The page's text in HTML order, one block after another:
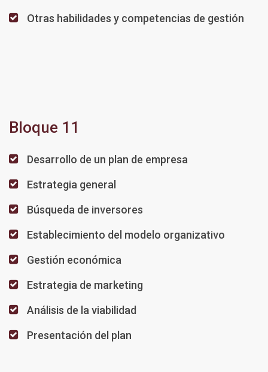
Otras habilidades y competencias de gestión
Bloque 11
Desarrollo de un plan de empresa
Estrategia general
Búsqueda de inversores
Establecimiento del modelo organizativo
Gestión económica
Estrategia de marketing
Análisis de la viabilidad
Presentación del plan